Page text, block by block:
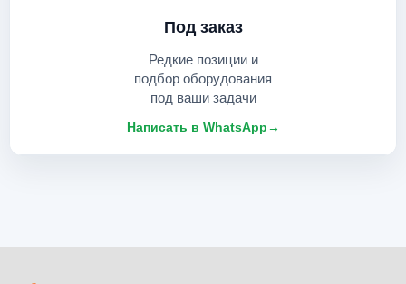
Под заказ
Редкие позиции и
подбор оборудования
под ваши задачи
Написать в WhatsApp→